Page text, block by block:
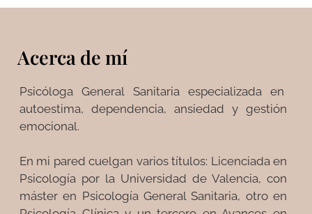
Acerca de mí
Psicóloga General Sanitaria especializada en
autoestima, dependencia, ansiedad y gestión
emocional.
En mi pared cuelgan varios títulos: Licenciada en
Psicología por la Universidad de Valencia, con
máster en Psicología General Sanitaria, otro en